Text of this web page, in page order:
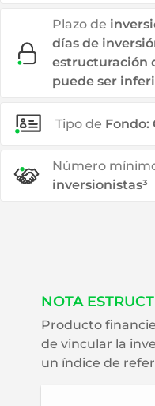
Plazo de
días de
estructuración
puede ser
Tipo de Fondo:
Número
inversionistas³
NOTA
Producto
de vincular la
un índice de